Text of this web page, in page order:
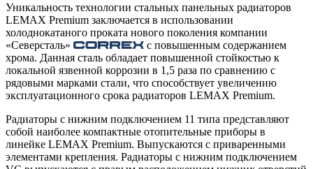
Уникальность технологии стальных панельных радиаторов
LEMAX Premium заключается в использовании
холоднокатаного проката нового поколения компании
«Северсталь»
с повышенным содержанием
хрома. Данная сталь обладает повышенной стойкостью к
локальной язвенной коррозии в 1,5 раза по сравнению с
рядовыми марками стали, что способствует увеличению
эксплуатационного срока радиаторов LEMAX Premium.
Радиаторы с нижним подключением 11 типа представляют
собой наиболее компактные отопительные приборы в
линейке LEMAX Premium. Выпускаются с приваренными
элементами крепления. Радиаторы с нижним подключением